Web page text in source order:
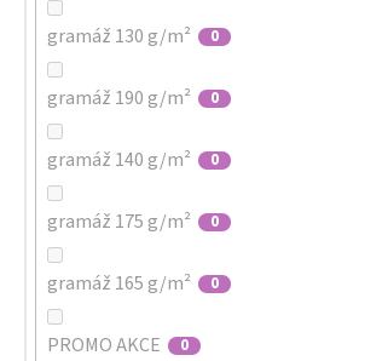
gramáž 130 g/m² 0
gramáž 190 g/m² 0
gramáž 140 g/m² 0
gramáž 175 g/m² 0
gramáž 165 g/m² 0
PROMO AKCE 0